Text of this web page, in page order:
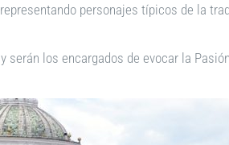
personajes típicos de la
los encargados de evocar la